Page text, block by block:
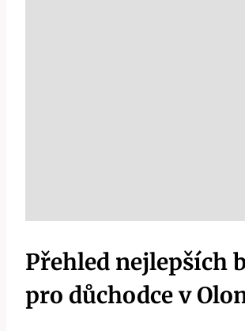
Přehled nejlepších
pro důchodce v